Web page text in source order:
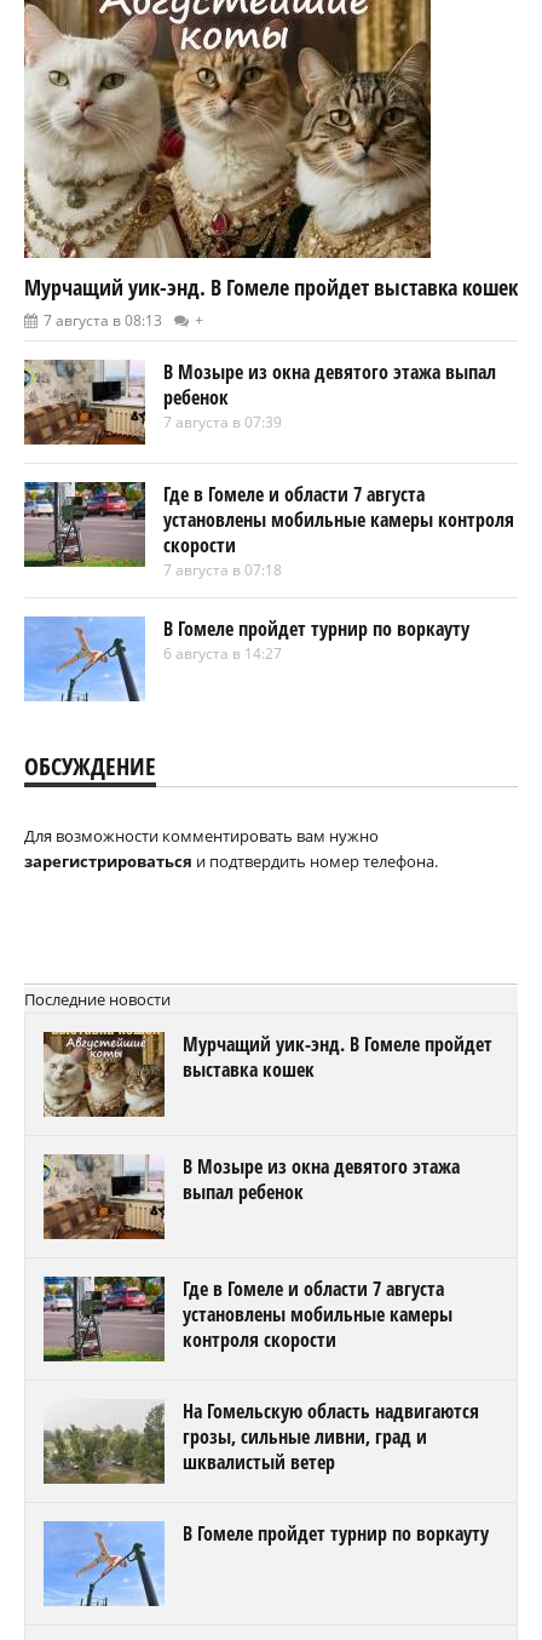
Мурчащий уик-энд. В Гомеле пройдет выставка кошек
7 августа в 08:13 +
В Мозыре из окна девятого этажа выпал
ребенок
7 августа в 07:39
Где в Гомеле и области 7 августа
установлены мобильные камеры контроля
скорости
7 августа в 07:18
В Гомеле пройдет турнир по воркауту
6 августа в 14:27
ОБСУЖДЕНИЕ
Для возможности комментировать вам нужно
зарегистрироваться и подтвердить номер телефона.
Последние новости
Мурчащий уик-энд. В Гомеле пройдет
выставка кошек
В Мозыре из окна девятого этажа
выпал ребенок
Где в Гомеле и области 7 августа
установлены мобильные камеры
контроля скорости
На Гомельскую область надвигаются
грозы, сильные ливни, град и
шквалистый ветер
В Гомеле пройдет турнир по воркауту